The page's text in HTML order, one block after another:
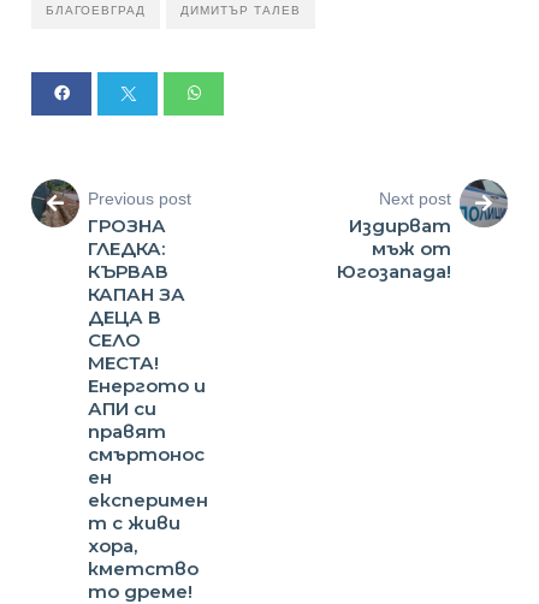
БЛАГОЕВГРАД ДИМИТЪР ТАЛЕВ
Previous post
ГРОЗНА
ГЛЕДКА:
КЪРВАВ
КАПАН ЗА
ДЕЦА В
СЕЛО
МЕСТА!
Енергото и
АПИ си
правят
смъртонос
ен
експеримен
т с живи
хора,
кметство
то дреме!
Next post
Издирват
мъж от
Югозапада!